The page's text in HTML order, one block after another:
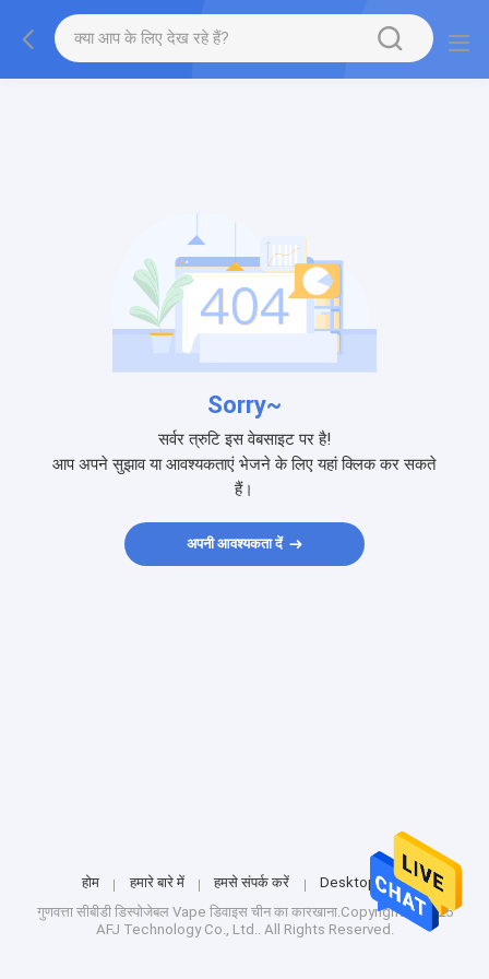
Sorry~
सर्वर त्रुटि इस वेबसाइट पर है!
आप अपने सुझाव या आवश्यकताएं भेजने के लिए यहां क्लिक कर सकते
हैं।
अपनी आवश्यकता दें
होम हमारे बारे में हमसे संपर्क करें
Desktop Site
गुणवत्ता सीबीडी डिस्पोजेबल Vape डिवाइसचीन का कारखाना.Copyright © 2025
AFJ Technology Co., Ltd.. All Rights Reserved.